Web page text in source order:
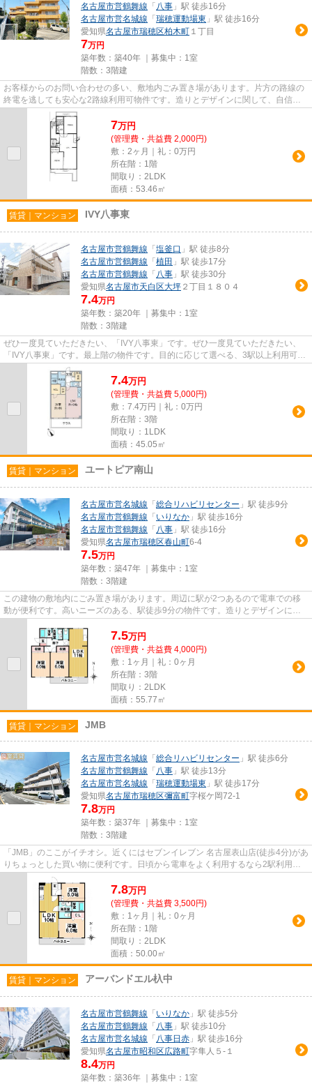
名古屋市営鶴舞線 「 八事 」駅 徒歩16分
名古屋市営名城線 「 瑞穂運動場東 」駅 徒歩16分
愛知県名古屋市瑞穂区柏木町 １丁目
7万円
築年数：築40年 ｜募集中： 1室
階数：3階建
お客様からのお問い合わせの多い、敷地内ごみ置き場があります。片方の路線の
終電を逃しても安心な2路線利用可物件です。造りとデザインに関して、自信を
もって情報を提供できるマンシ...
7万円
(管理費・共益費 2,000円)
敷：2ヶ月｜礼：0万円
所在階：1階
間取り：2LDK
面積：53.46㎡
賃貸｜マンション IVY八事東
名古屋市営鶴舞線 「 塩釜口 」駅 徒歩8分
名古屋市営鶴舞線 「 植田 」駅 徒歩17分
名古屋市営鶴舞線 「 八事 」駅 徒歩30分
愛知県名古屋市天白区大坪 ２丁目１８０４
7.4万円
築年数：築20年 ｜募集中： 1室
階数：3階建
ぜひ一度見ていただきたい、「IVY八事東」です。ぜひ一度見ていただきたい、
「IVY八事東」です。最上階の物件です。目的に応じて選べる、3駅以上利用可能
な物件です。名古屋市天白区エ...
7.4万円
(管理費・共益費 5,000円)
敷：7.4万円｜礼：0万円
所在階：3階
間取り：1LDK
面積：45.05㎡
賃貸｜マンション ユートピア南山
名古屋市営名城線 「 総合リハビリセンター 」駅 徒歩9分
名古屋市営鶴舞線 「 いりなか 」駅 徒歩16分
名古屋市営鶴舞線 「 八事 」駅 徒歩16分
愛知県名古屋市瑞穂区春山町6-4
7.5万円
築年数：築47年 ｜募集中： 1室
階数：3階建
この建物の敷地内にごみ置き場があります。周辺に駅が2つあるので電車での移
動が便利です。高いニーズのある、駅徒歩9分の物件です。造りとデザインに関
7.5万円
(管理費・共益費 4,000円)
敷：1ヶ月｜礼：0ヶ月
所在階：3階
間取り：2LDK
面積：55.77㎡
賃貸｜マンション JMB
名古屋市営名城線 「 総合リハビリセンター 」駅 徒歩6分
名古屋市営鶴舞線 「 八事 」駅 徒歩13分
名古屋市営名城線 「 瑞穂運動場東 」駅 徒歩17分
愛知県名古屋市瑞穂区彌富町字桜ケ岡72-1
7.8万円
築年数：築37年 ｜募集中： 1室
階数：3階建
「JMB」のここがイチオシ。近くにはセブンイレブン 名古屋表山店(徒歩4分)があ
りちょっとした買い物に便利です。日頃から電車をよく利用するなら2駅利用可
能な物件はいかがでしょうか...
7.8万円
(管理費・共益費 3,500円)
敷：1ヶ月｜礼：0ヶ月
所在階：1階
間取り：2LDK
面積：50.00㎡
賃貸｜マンション アーバンドエル杁中
名古屋市営鶴舞線 「 いりなか 」駅 徒歩5分
名古屋市営鶴舞線 「 八事 」駅 徒歩10分
名古屋市営名城線 「 八事日赤 」駅 徒歩16分
愛知県名古屋市昭和区広路町字隼人５-１
8.4万円
築年数：築36年 ｜募集中： 1室